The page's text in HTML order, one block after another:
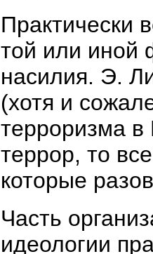
Практически
той или иной
насилия. Э.
(хотя и
терроризма
террор, то
которые
Часть
идеологии